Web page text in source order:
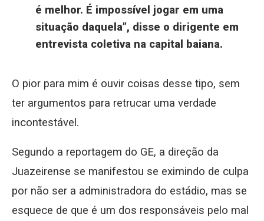
é melhor. É impossível jogar em uma
situação daquela”, disse o dirigente em
entrevista coletiva na capital baiana.
O pior para mim é ouvir coisas desse tipo, sem
ter argumentos para retrucar uma verdade
incontestável.
Segundo a reportagem do GE, a direção da
Juazeirense se manifestou se eximindo de culpa
por não ser a administradora do estádio, mas se
esquece de que é um dos responsáveis pelo mal